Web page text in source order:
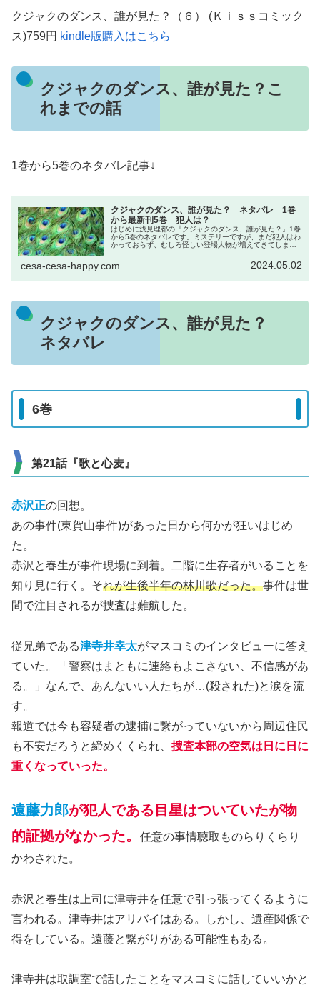
クジャクのダンス、誰が見た？（６） (Ｋｉｓｓコミック
ス)759円 kindle版購入はこちら
クジャクのダンス、誰が見た？こ
れまでの話
1巻から5巻のネタバレ記事↓
クジャクのダンス、誰が見た？ ネタバレ 1巻
から最新刊5巻 犯人は？
はじめに浅見理都の『クジャクのダンス、誰が見た？』1巻
から5巻のネタバレです。ミステリーですが、まだ犯人はわ
かっておらず、むしろ怪しい登場人物が増えてきてしまっ
cesa-cesa-happy.com 2024.05.02
クジャクのダンス、誰が見た？
ネタバレ
6巻
第21話『歌と心麦』
赤沢正の回想。
あの事件(東賀山事件)があった日から何かが狂いはじめ
た。
赤沢と春生が事件現場に到着。二階に生存者がいることを
知り見に行く。それが生後半年の林川歌だった。事件は世
間で注目されるが捜査は難航した。
従兄弟である津寺井幸太がマスコミのインタビューに答え
ていた。「警察はまともに連絡もよこさない、不信感があ
る。」なんで、あんないい人たちが…(殺された)と涙を流
す。
報道では今も容疑者の逮捕に繋がっていないから周辺住民
も不安だろうと締めくくられ、 捜査本部の空気は日に日に
重くなっていった。
遠藤力郎が犯人である目星はついていたが物
的証拠がなかった。
任意の事情聴取ものらりくらり
かわされた。
赤沢と春生は上司に津寺井を任意で引っ張ってくるように
言われる。津寺井はアリバイはある。しかし、遺産関係で
得をしている。遠藤と繋がりがある可能性もある。
津寺井は取調室で話したことをマスコミに話していいかと